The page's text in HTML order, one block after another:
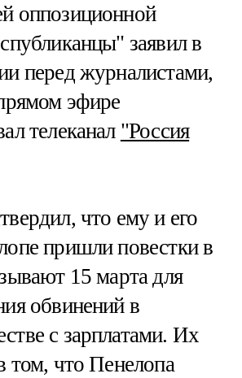
оппозиционной
заявил в
перед журналистами,
эфире
телеканал "Россия
что ему и его
пришли повестки в
15 марта для
обвинений в
с зарплатами. Их
том, что Пенелопа